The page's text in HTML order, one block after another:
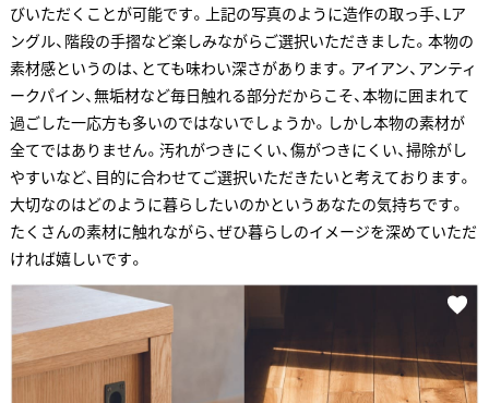
びいただくことが可能です。上記の写真のように造作の取っ手、Lア
ングル、階段の手摺など楽しみながらご選択いただきました。本物の
素材感というのは、とても味わい深さがあります。アイアン、アンティ
ークパイン、無垢材など毎日触れる部分だからこそ、本物に囲まれて
過ごした一応方も多いのではないでしょうか。しかし本物の素材が
全てではありません。汚れがつきにくい、傷がつきにくい、掃除がし
やすいなど、目的に合わせてご選択いただきたいと考えております。
大切なのはどのように暮らしたいのかというあなたの気持ちです。
たくさんの素材に触れながら、ぜひ暮らしのイメージを深めていただ
ければ嬉しいです。